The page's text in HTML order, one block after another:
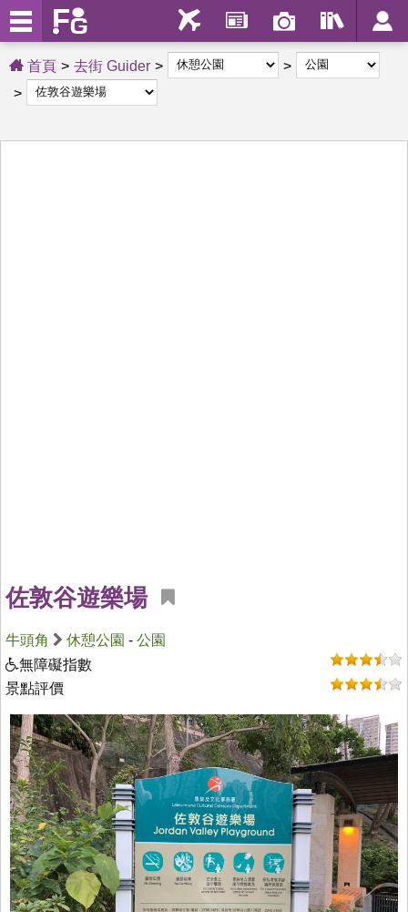
首頁 去街 Guider
佐敦谷遊樂場
牛頭角 休憩公園 - 公園
無障礙指數
景點評價